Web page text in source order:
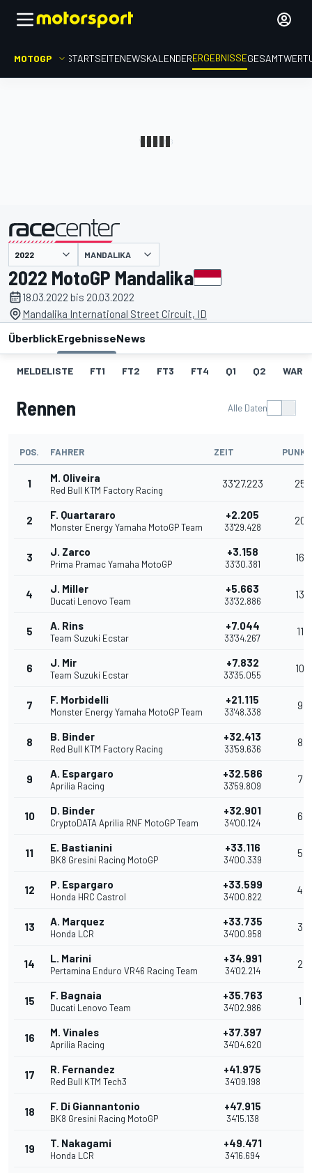
MOTOGP STARTSEITENEWSKALENDERERGEBNISSE
MANDALIKA
2022 MotoGP Mandalika
18.03.2022 bis 20.03.2022
Mandalika International Street Circuit, ID
ÜberblickErgebnisseNews
MELDELISTE FT1 FT2 FT3 FT4 Q1 Q2
Rennen Alle Daten
POS. FAHRER ZEIT
1 M. Oliveira
Red Bull KTM Factory Racing
33'27.223 25
2 F. Quartararo
Monster Energy Yamaha MotoGP Team
+2.205
33'29.428
20
3 J. Zarco
Prima Pramac Yamaha MotoGP
+3.158
33'30.381
16
4 J. Miller
Ducati Lenovo Team
+5.663
33'32.886
13
5 A. Rins
Team Suzuki Ecstar
+7.044
33'34.267
11
6 J. Mir
Team Suzuki Ecstar
+7.832
33'35.055
10
7 F. Morbidelli
Monster Energy Yamaha MotoGP Team
+21.115
33'48.338
9
8 B. Binder
Red Bull KTM Factory Racing
+32.413
33'59.636
8
9 A. Espargaro
Aprilia Racing
+32.586
33'59.809
7
10 D. Binder
CryptoDATA Aprilia RNF MotoGP Team
+32.901
34'00.124
6
11 E. Bastianini
BK8 Gresini Racing MotoGP
+33.116
34'00.339
5
12 P. Espargaro
Honda HRC Castrol
+33.599
34'00.822
4
13 A. Marquez
Honda LCR
+33.735
34'00.958
3
14 L. Marini
Pertamina Enduro VR46 Racing Team
+34.991
34'02.214
2
15 F. Bagnaia
Ducati Lenovo Team
+35.763
34'02.986
1
16 M. Vinales
Aprilia Racing
+37.397
34'04.620
17 R. Fernandez
Red Bull KTM Tech3
+41.975
34'09.198
18 F. Di Giannantonio
BK8 Gresini Racing MotoGP
+47.915
34'15.138
19 T. Nakagami
Honda LCR
+49.471
34'16.694